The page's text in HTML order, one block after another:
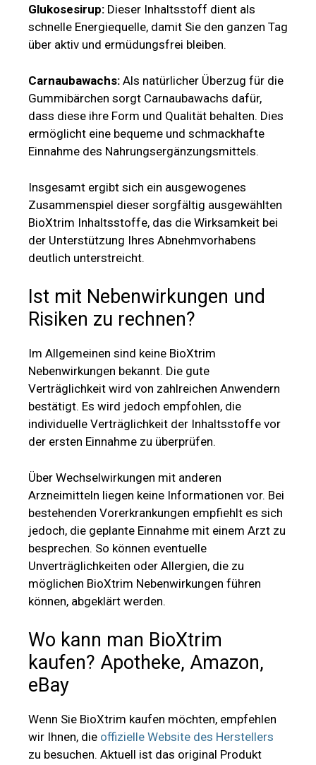
ermöglicht eine bequeme und schmackhafte
Einnahme des Nahrungsergänzungsmittels.
Zusammenspiel dieser sorgfältig ausgewählten
BioXtrim Inhaltsstoffe, das die Wirksamkeit bei
der Unterstützung Ihres Abnehmvorhabens
deutlich unterstreicht.
Risiken zu rechnen?
Im Allgemeinen sind keine BioXtrim
Nebenwirkungen bekannt. Die gute
Verträglichkeit wird von zahlreichen Anwendern
individuelle Verträglichkeit der Inhaltsstoffe vor
der ersten Einnahme zu überprüfen.
Über Wechselwirkungen mit anderen
Arzneimitteln liegen keine Informationen vor. Bei
bestehenden Vorerkrankungen empfiehlt es sich
jedoch, die geplante Einnahme mit einem Arzt zu
besprechen. So können eventuelle
Unverträglichkeiten oder Allergien, die zu
können, abgeklärt werden.
Wo kann man BioXtrim
kaufen? Apotheke, Amazon,
eBay
Wenn Sie BioXtrim kaufen möchten, empfehlen
zu besuchen. Aktuell ist das original Produkt
ausschließlich über diesen Vertriebskanal
erhältlich. Weder Einzelhandelsgeschäfte noch
Apotheken führen die Abnehmgummis derzeit in
Vereinzelt finden sich Angebote auf
Handelsplattformen wie Amazon und eBay, von